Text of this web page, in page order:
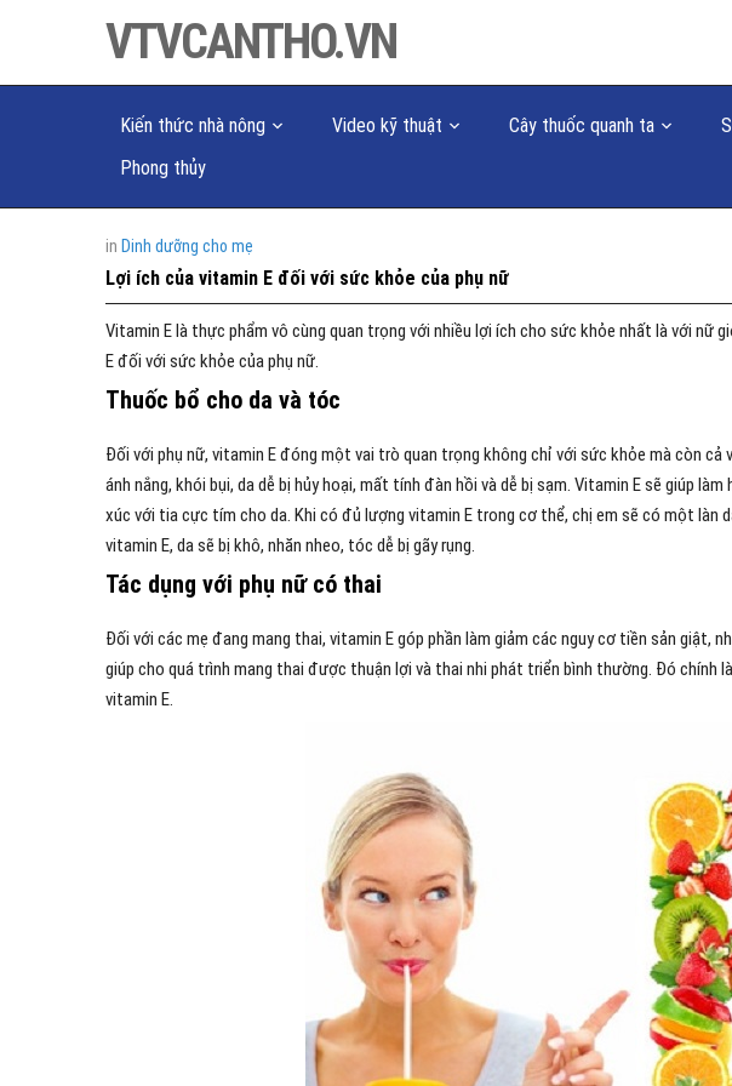
VTVCANTHO.VN
Kiến thức nhà nông Video kỹ thuật Cây thuốc quanh ta
Phong thủy
in Dinh dưỡng cho mẹ
Lợi ích của vitamin E đối với sức khỏe của phụ nữ
Vitamin E là thực phẩm vô cùng quan trọng với nhiều lợi ích cho sức khỏe nhất là với nữ
E đối với sức khỏe của phụ nữ.
Thuốc bổ cho da và tóc
Đối với phụ nữ, vitamin E đóng một vai trò quan trọng không chỉ với sức khỏe mà còn cả
ánh nắng, khói bụi, da dễ bị hủy hoại, mất tính đàn hồi và dễ bị sạm. Vitamin E sẽ giúp
xúc với tia cực tím cho da. Khi có đủ lượng vitamin E trong cơ thể, chị em sẽ có một làn
vitamin E, da sẽ bị khô, nhăn nheo, tóc dễ bị gãy rụng.
Tác dụng với phụ nữ có thai
Đối với các mẹ đang mang thai, vitamin E góp phần làm giảm các nguy cơ tiền sản giật,
giúp cho quá trình mang thai được thuận lợi và thai nhi phát triển bình thường. Đó chính
vitamin E.